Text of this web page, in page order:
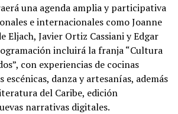
una agenda amplia y participativa
e internacionales como Joanne
Eljach, Javier Ortiz Cassiani y Edgar
incluirá la franja “Cultura
con experiencias de cocinas
danza y artesanías, además
del Caribe, edición
narrativas digitales.